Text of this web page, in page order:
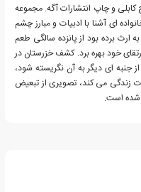
و چاپ انتشارات آگه. مجموعه
ای آشنا با ادبیات و مبارز چشم
ارث برده بود از پانزده سالگی طعم
خود بهره برد. کشف خزرستان در
ای دیگر به آن نگریسته شود،
زندگی می کند، تصویری از تبعیض
شده است.